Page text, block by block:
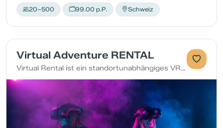
20–500 99.00 p.P. Schweiz
Virtual Adventure RENTAL
Virtual Rental ist ein standortunabhängiges VR-Game. Die komplette Technik wird an Ihrer Wunschlokalität aufgebaut